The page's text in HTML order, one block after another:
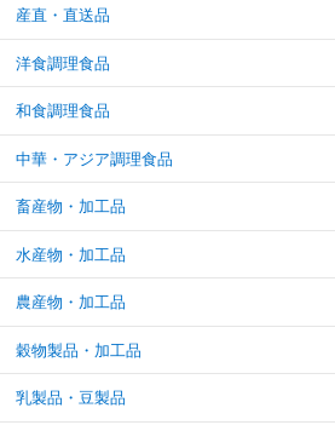
産直・直送品
洋食調理食品
和食調理食品
中華・アジア調理食品
畜産物・加工品
水産物・加工品
農産物・加工品
穀物製品・加工品
乳製品・豆製品